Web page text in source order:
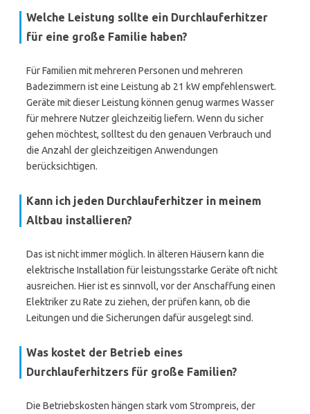
Welche Leistung sollte ein Durchlauferhitzer
für eine große Familie haben?
Für Familien mit mehreren Personen und mehreren
Badezimmern ist eine Leistung ab 21 kW empfehlenswert.
Geräte mit dieser Leistung können genug warmes Wasser
für mehrere Nutzer gleichzeitig liefern. Wenn du sicher
gehen möchtest, solltest du den genauen Verbrauch und
die Anzahl der gleichzeitigen Anwendungen
berücksichtigen.
Kann ich jeden Durchlauferhitzer in meinem
Altbau installieren?
Das ist nicht immer möglich. In älteren Häusern kann die
elektrische Installation für leistungsstarke Geräte oft nicht
ausreichen. Hier ist es sinnvoll, vor der Anschaffung einen
Elektriker zu Rate zu ziehen, der prüfen kann, ob die
Leitungen und die Sicherungen dafür ausgelegt sind.
Was kostet der Betrieb eines
Durchlauferhitzers für große Familien?
Die Betriebskosten hängen stark vom Strompreis, der